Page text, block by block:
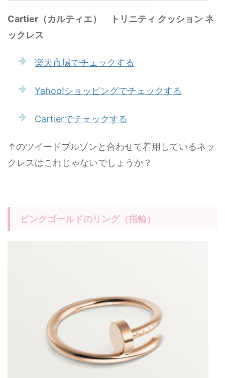
Cartier（カルティエ） トリニティ クッション ネ
ックレス
楽天市場でチェックする
Yahoo!ショッピングでチェックする
Cartierでチェックする
↑のツイードブルゾンと合わせて着用しているネッ
クレスはこれじゃないでしょうか？
ピンクゴールドのリング（指輪）